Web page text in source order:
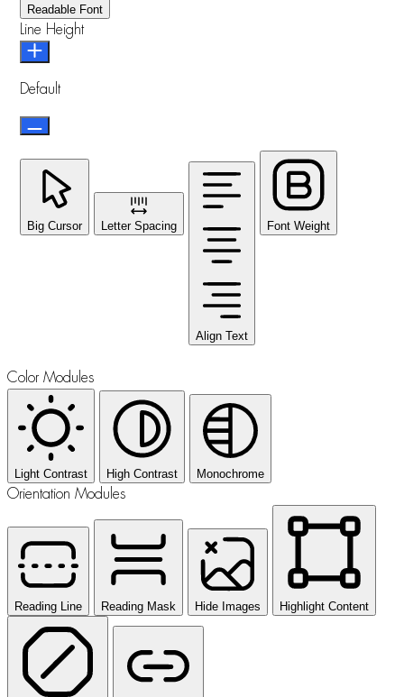
Readable Font
Line Height
Default
Big Cursor Letter Spacing
Align Text
Font Weight
Color Modules
Light Contrast High Contrast Monochrome
Orientation Modules
Reading Line Reading Mask Hide Images Highlight Content